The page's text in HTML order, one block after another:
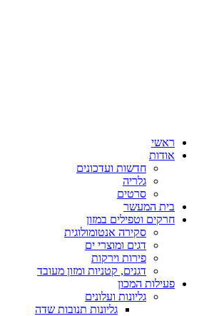
ראשי
אודות
חדשות ועדכונים
גלריה
סרטים
בית המעשר
חרקים וטפילים במזון
סקירה אנטומולוגית
דגים ומוצרי ים
פירות וירקות
דגנים, קטניות ומזון מעובד
פעילות המכון
גליונות ועלונים
גליונות תנובות שדה